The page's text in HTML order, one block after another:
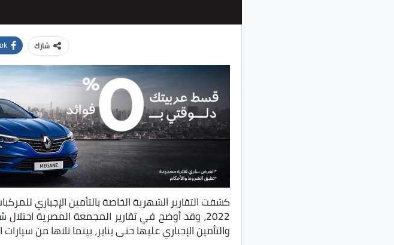
شارك
كشفت التقارير الشهرية الخاصة بالتأمين الإجباري
2022، وقد أوضح في تقارير المجمعة المصرية احتلال
والتأمين الإجباري عليها حتى يناير، بينما تلاها من